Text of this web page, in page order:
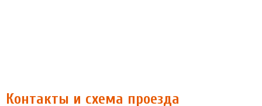
Контакты и схема проезда